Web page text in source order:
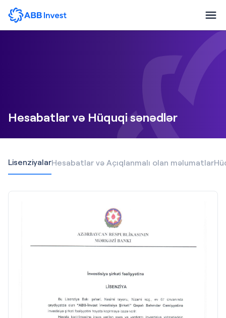
Hesabatlar və Hüquqi sənədlər
LisenziyalarHesabatlar və Açıqlanmalı olan məlumatlar